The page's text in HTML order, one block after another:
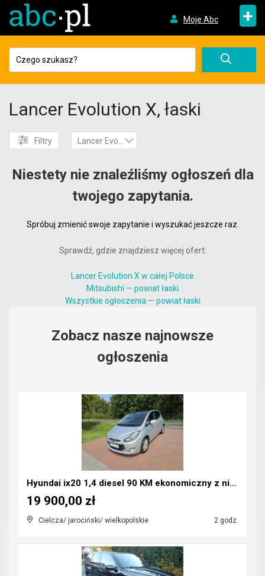
Moje Abc +
Lancer Evolution X, łaski
Filtry Lancer Evolution X
Niestety nie znaleźliśmy ogłoszeń dla
twojego zapytania.
Spróbuj zmienić swoje zapytanie i wyszukać jeszcze raz.
Sprawdź, gdzie znajdziesz więcej ofert:
Lancer Evolution X w całej Polsce
Mitsubishi — powiat łaski
Wszystkie ogłoszenia — powiat łaski
Zobacz nasze najnowsze
ogłoszenia
Hyundai ix20 1,4 diesel 90 KM ekonomiczny z niskim...
Cielcza/ jarociński/ wielkopolskie 2 godz.
19 900,00 zł